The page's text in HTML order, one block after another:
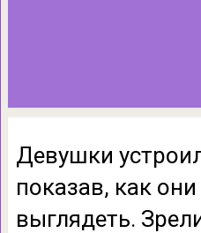
Девушки
показав, как
выглядеть.